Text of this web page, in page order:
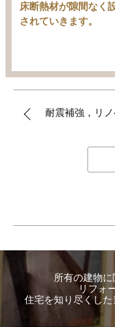
床断熱材が隙間なく
されていきます。
耐震補強，リ
所有の建物
リフォ
住宅を知り尽くし